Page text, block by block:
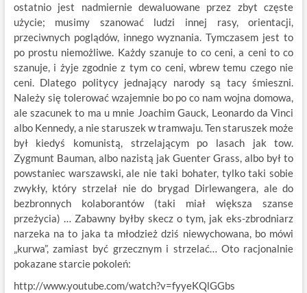
ostatnio jest nadmiernie dewaluowane przez zbyt częste
użycie; musimy szanować ludzi innej rasy, orientacji,
przeciwnych poglądów, innego wyznania. Tymczasem jest to
po prostu niemożliwe. Każdy szanuje to co ceni, a ceni to co
szanuje, i żyje zgodnie z tym co ceni, wbrew temu czego nie
ceni. Dlatego politycy jednający narody są tacy śmieszni.
Należy się tolerować wzajemnie bo po co nam wojna domowa,
ale szacunek to ma u mnie Joachim Gauck, Leonardo da Vinci
albo Kennedy, a nie staruszek w tramwaju. Ten staruszek może
był kiedyś komunistą, strzelającym po lasach jak tow.
Zygmunt Bauman, albo nazistą jak Guenter Grass, albo był to
powstaniec warszawski, ale nie taki bohater, tylko taki sobie
zwykły, który strzelał nie do brygad Dirlewangera, ale do
bezbronnych kolaborantów (taki miał większa szanse
przeżycia) … Zabawny byłby skecz o tym, jak eks-zbrodniarz
narzeka na to jaka ta młodzież dziś niewychowana, bo mówi
„kurwa”, zamiast być grzecznym i strzelać… Oto racjonalnie
pokazane starcie pokoleń:
http://www.youtube.com/watch?v=fyyeKQlGGbs